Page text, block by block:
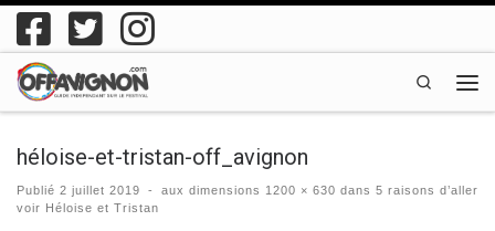
Passer au contenu
Search
héloise-et-tristan-off_avignon
Publié 2 juillet 2019 - aux dimensions 1200 × 630 dans 5 raisons d’aller
voir Héloise et Tristan